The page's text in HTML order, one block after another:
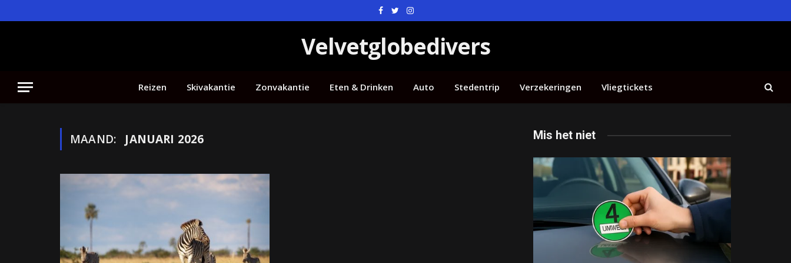
Facebook
TwitterInstagram
Velvetglobedivers
Reizen Skivakantie Zonvakantie Eten & Drinken Auto Stedentrip Verzekeringen Vliegtickets
MAAND: JANUARI 2026 Mis het niet